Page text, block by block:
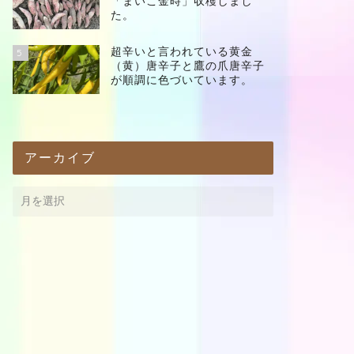
た。
5
超辛いと言われている黄金
（黄）唐辛子と鷹の爪唐辛子
が順調に色づいています。
アーカイブ